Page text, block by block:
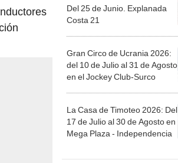
Del 25 de Junio. Explanada
Costa 21
Gran Circo de Ucrania 2026:
del 10 de Julio al 31 de Agosto
en el Jockey Club-Surco
La Casa de Timoteo 2026: Del
17 de Julio al 30 de Agosto en
Mega Plaza - Independencia